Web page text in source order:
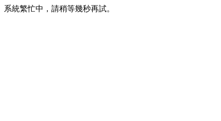
系統繁忙中，請稍等幾秒再試。